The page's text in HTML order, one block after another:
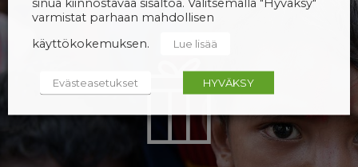
varmistat parhaan mahdollisen
käyttökokemuksen.
Lue lisää
Evästeasetukset HYVÄKSY